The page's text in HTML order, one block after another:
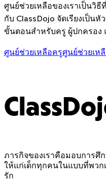
ศูนย์ช่วยเหลือของเราเป็นวิ
กับ ClassDojo จัดเรียงเป็น
ขั้นตอนสำหรับครู ผู้ปกครอง
ศูนย์ช่วยเหลือครูศูนย์ช่วยเห
ภารกิจของเราคือมอบการศึ
ให้แก่เด็กทุกคนในแบบที่พวก
รัก